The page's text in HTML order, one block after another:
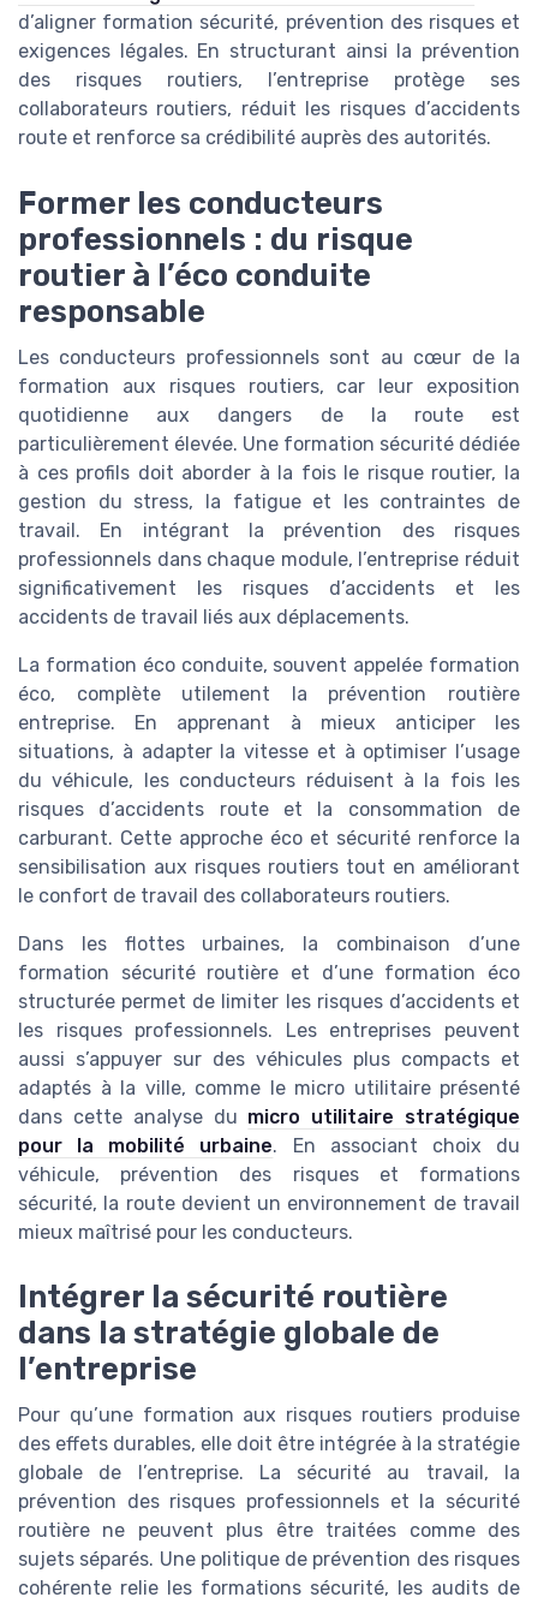
d’aligner formation sécurité, prévention des risques et
exigences légales. En structurant ainsi la prévention
des risques routiers, l’entreprise protège ses
collaborateurs routiers, réduit les risques d’accidents
route et renforce sa crédibilité auprès des autorités.
Former les conducteurs
professionnels : du risque
routier à l’éco conduite
responsable
Les conducteurs professionnels sont au cœur de la
formation aux risques routiers, car leur exposition
quotidienne aux dangers de la route est
particulièrement élevée. Une formation sécurité dédiée
à ces profils doit aborder à la fois le risque routier, la
gestion du stress, la fatigue et les contraintes de
travail. En intégrant la prévention des risques
professionnels dans chaque module, l’entreprise réduit
significativement les risques d’accidents et les
accidents de travail liés aux déplacements.
La formation éco conduite, souvent appelée formation
éco, complète utilement la prévention routière
entreprise. En apprenant à mieux anticiper les
situations, à adapter la vitesse et à optimiser l’usage
du véhicule, les conducteurs réduisent à la fois les
risques d’accidents route et la consommation de
carburant. Cette approche éco et sécurité renforce la
sensibilisation aux risques routiers tout en améliorant
le confort de travail des collaborateurs routiers.
Dans les flottes urbaines, la combinaison d’une
formation sécurité routière et d’une formation éco
structurée permet de limiter les risques d’accidents et
les risques professionnels. Les entreprises peuvent
aussi s’appuyer sur des véhicules plus compacts et
adaptés à la ville, comme le micro utilitaire présenté
dans cette analyse du micro utilitaire stratégique
pour la mobilité urbaine. En associant choix du
véhicule, prévention des risques et formations
sécurité, la route devient un environnement de travail
mieux maîtrisé pour les conducteurs.
Intégrer la sécurité routière
dans la stratégie globale de
l’entreprise
Pour qu’une formation aux risques routiers produise
des effets durables, elle doit être intégrée à la stratégie
globale de l’entreprise. La sécurité au travail, la
prévention des risques professionnels et la sécurité
routière ne peuvent plus être traitées comme des
sujets séparés. Une politique de prévention des risques
cohérente relie les formations sécurité, les audits de